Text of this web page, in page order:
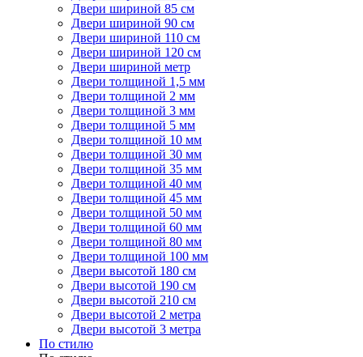
Двери шириной 85 см
Двери шириной 90 см
Двери шириной 110 см
Двери шириной 120 см
Двери шириной метр
Двери толщиной 1,5 мм
Двери толщиной 2 мм
Двери толщиной 3 мм
Двери толщиной 5 мм
Двери толщиной 10 мм
Двери толщиной 30 мм
Двери толщиной 35 мм
Двери толщиной 40 мм
Двери толщиной 45 мм
Двери толщиной 50 мм
Двери толщиной 60 мм
Двери толщиной 80 мм
Двери толщиной 100 мм
Двери высотой 180 см
Двери высотой 190 см
Двери высотой 210 см
Двери высотой 2 метра
Двери высотой 3 метра
По стилю